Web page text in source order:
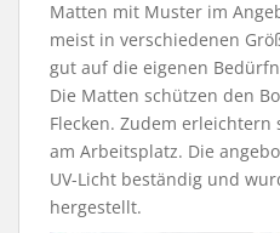
Matten mit Muster im
meist in verschiedenen
gut auf die eigenen
Die Matten schützen den
Flecken. Zudem erleichtern
am Arbeitsplatz. Die
UV-Licht beständig und
hergestellt.